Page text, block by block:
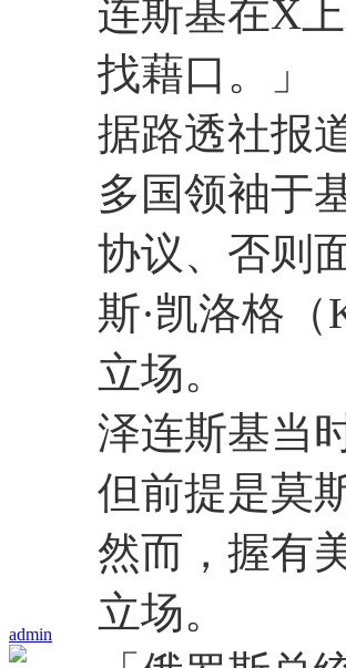
admin
连斯基在X
找藉口。」
据路透社报
多国领袖于
协议、否则
斯·凯洛格
立场。
泽连斯基当
但前提是莫
然而，握有
立场。